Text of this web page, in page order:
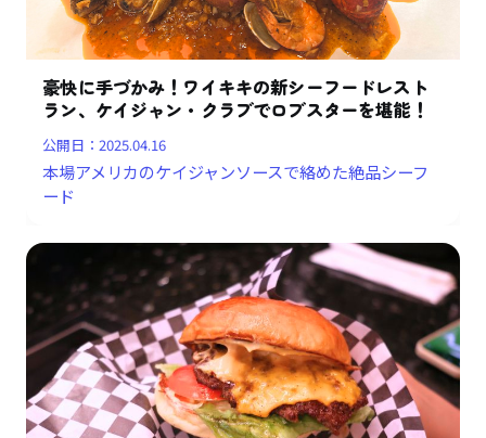
豪快に手づかみ！ワイキキの新シーフードレスト
ラン、ケイジャン・クラブでロブスターを堪能！
公開日：2025.04.16
本場アメリカのケイジャンソースで絡めた絶品シーフ
ード